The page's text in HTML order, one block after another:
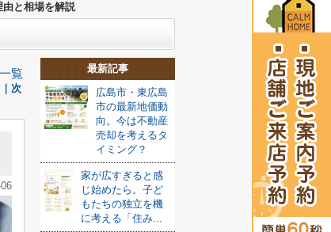
由と相場を解説
覧
次
最新記事
広島市・東広島
市の最新地価動
向。今は不動産
売却を考えるタ
イミング？
家が広すぎると感
じ始めたら。子ど
もたちの独立を機
に考える「住み...